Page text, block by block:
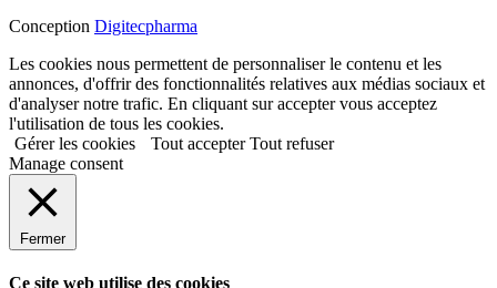
Conception Digitecpharma
Les cookies nous permettent de personnaliser le contenu et les
annonces, d'offrir des fonctionnalités relatives aux médias sociaux et
d'analyser notre trafic. En cliquant sur accepter vous acceptez
l'utilisation de tous les cookies.
Gérer les cookies
Tout accepterTout refuser
Manage consent
Fermer
Ce site web utilise des cookies